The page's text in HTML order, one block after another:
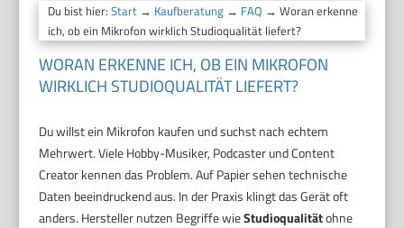
Du bist hier:Start → Kaufberatung → FAQ → Woran erkenne
ich, ob ein Mikrofon wirklich Studioqualität liefert?
WORAN ERKENNE ICH, OB EIN MIKROFON
WIRKLICH STUDIOQUALITÄT LIEFERT?
Du willst ein Mikrofon kaufen und suchst nach echtem
Mehrwert. Viele Hobby-Musiker, Podcaster und Content
Creator kennen das Problem. Auf Papier sehen technische
Daten beeindruckend aus. In der Praxis klingt das Gerät oft
anders. Hersteller nutzen Begriffe wieStudioqualitätohne